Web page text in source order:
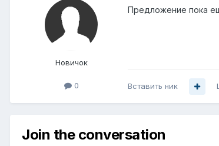
Новичок
0
Предложение пока
Вставить ник
Join the conversation